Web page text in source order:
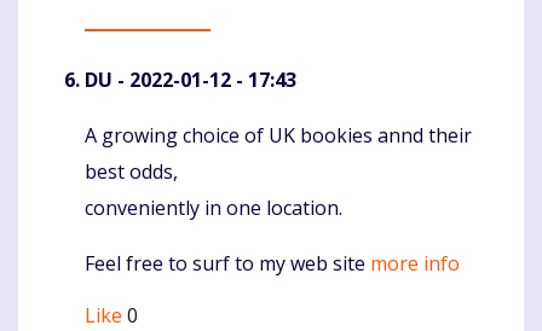
DU - 2022-01-12 - 17:43
Komentaras
A growing choice of UK bookies annd their
best odds,
conveniently in one location.
Feel free to surf to my web site more info
Like 0